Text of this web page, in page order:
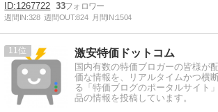
1267722 33
週間IN:328 週間OUT:824 月間IN:1504
11 激安特価ドットコム
国内有数の特価ブロガーの皆様が
価な情報を、リアルタイムかつ横
る「特価ブログのポータルサイト
品の情報を投稿しています。